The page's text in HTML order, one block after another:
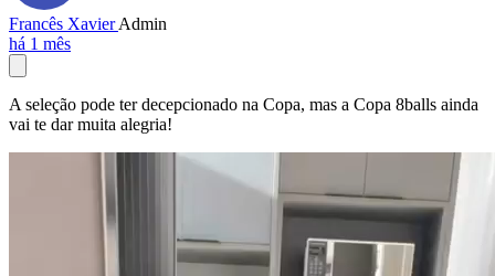
Francês XavierAdmin
há 1 mês
A seleção pode ter decepcionado na Copa, mas a Copa 8balls ainda
vai te dar muita alegria!